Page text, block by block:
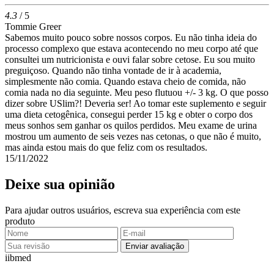
4.3 / 5
Tommie Greer
Sabemos muito pouco sobre nossos corpos. Eu não tinha ideia do
processo complexo que estava acontecendo no meu corpo até que
consultei um nutricionista e ouvi falar sobre cetose. Eu sou muito
preguiçoso. Quando não tinha vontade de ir à academia,
simplesmente não comia. Quando estava cheio de comida, não
comia nada no dia seguinte. Meu peso flutuou +/- 3 kg. O que posso
dizer sobre USlim?! Deveria ser! Ao tomar este suplemento e seguir
uma dieta cetogênica, consegui perder 15 kg e obter o corpo dos
meus sonhos sem ganhar os quilos perdidos. Meu exame de urina
mostrou um aumento de seis vezes nas cetonas, o que não é muito,
mas ainda estou mais do que feliz com os resultados.
15/11/2022
Deixe sua opinião
Para ajudar outros usuários, escreva sua experiência com este
produto
Enviar avaliação
iibmed